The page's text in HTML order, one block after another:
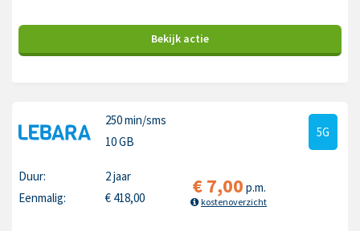
Bekijk actie
250 min/sms
10 GB
5G
Duur:
2 jaar
Eenmalig:
€ 418,00 €7,00 p.m.
kostenoverzicht